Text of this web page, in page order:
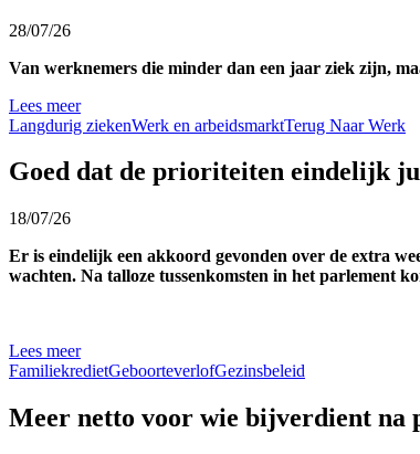
28/07/26
Van werknemers die minder dan een jaar ziek zijn,
Lees meer
Langdurig ziekenWerk en arbeidsmarktTerug Naar Werk
Goed dat de prioriteiten eindelijk
18/07/26
Er is eindelijk een akkoord gevonden over de extra
wachten. Na talloze tussenkomsten in het parlement
Lees meer
FamiliekredietGeboorteverlofGezinsbeleid
Meer netto voor wie bijverdient na